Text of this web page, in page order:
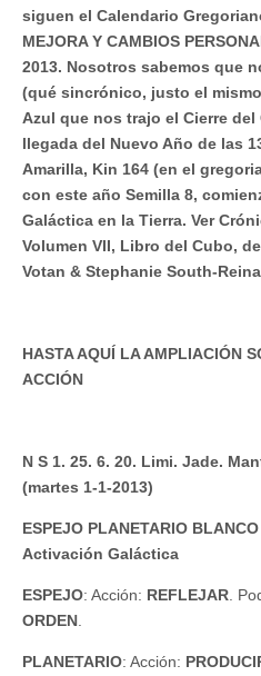
siguen el Calendario
MEJORA Y CAMBIOS
2013. Nosotros sabemos que
(qué sincrónico, justo el
Azul que nos trajo el Cierre del
llegada del Nuevo Año de las
Amarilla, Kin 164 (en el
con este año Semilla 8,
Galáctica en la Tierra. Ver
Volumen VII, Libro del Cubo,
Votan & Stephanie South-
HASTA AQUÍ LA AMPLIACIÓN
ACCIÓN
N S 1. 25. 6. 20. Limi. Jade.
(martes 1-1-2013)
ESPEJO PLANETARIO
Activación Galáctica
ESPEJO: Acción: REFLEJAR .
ORDEN
PLANETARIO: Acción: